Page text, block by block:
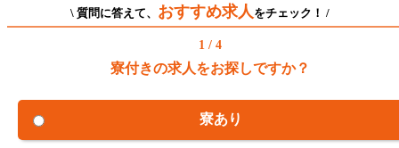
\ 質問に答えて、 おすすめ求人 をチェック！ /
1 / 4
寮付きの求人をお探しですか？
寮あり